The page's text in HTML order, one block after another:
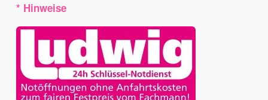
* Hinweise